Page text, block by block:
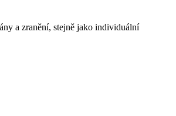
a zranění, stejně jako individuální